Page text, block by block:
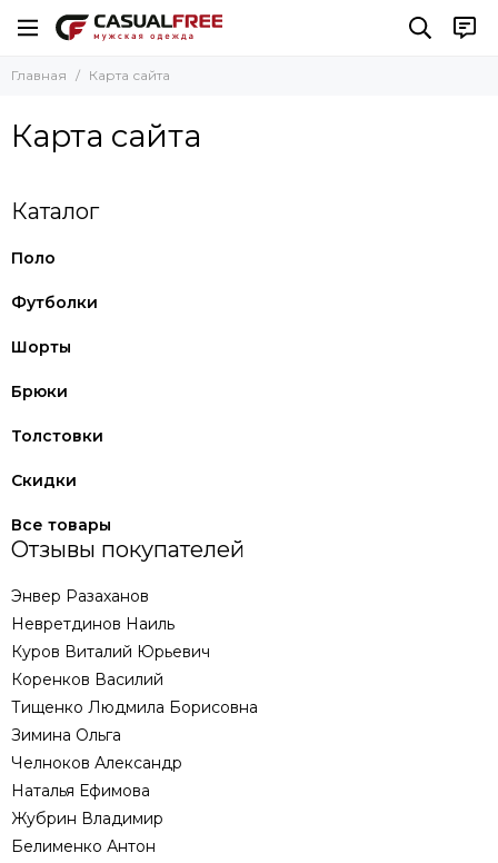
Главная Карта сайта
Карта сайта
Каталог
Поло
Футболки
Шорты
Брюки
Толстовки
Скидки
Все товары
Отзывы покупателей
Энвер Разаханов
Невретдинов Наиль
Куров Виталий Юрьевич
Коренков Василий
Тищенко Людмила Борисовна
Зимина Ольга
Челноков Александр
Наталья Ефимова
Жубрин Владимир
Белименко Антон